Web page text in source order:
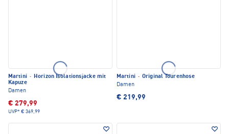
Martini · Horizon Isolationsjacke mit
Kapuze
Damen
€ 279,99
UVP* € 369,99
Martini · Original Tourenhose
Damen
€ 219,99